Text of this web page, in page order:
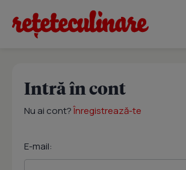
Intră în cont
Nu ai cont?Înregistrează-te
E-mail: